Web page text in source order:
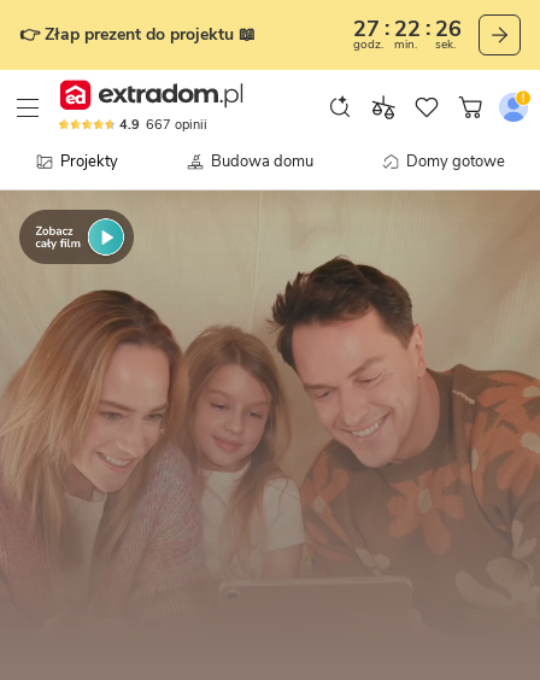
👉 Złap prezent do projektu 📖 27
godz.
22
min.
21
sek.
4.9 667 opinii
Projekty Budowa domu Domy gotowe